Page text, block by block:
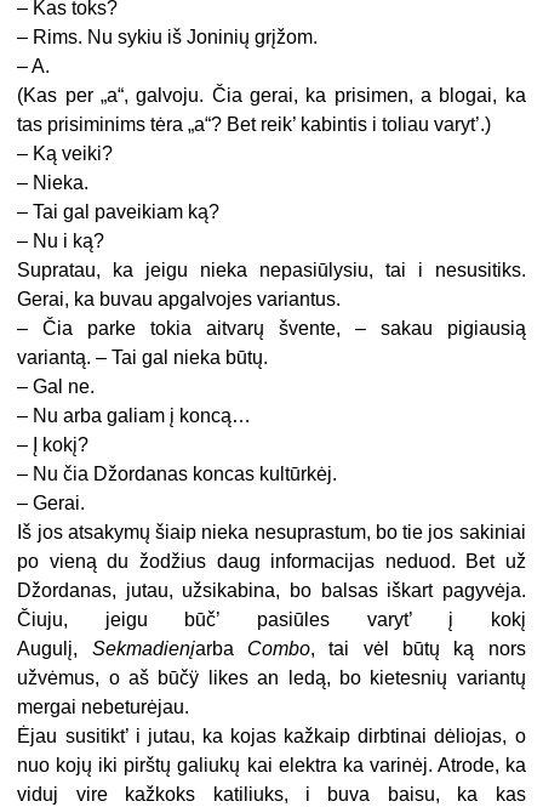
– Kas toks?
– Rims. Nu sykiu iš Joninių grįžom.
– A.
(Kas per „a“, galvoju. Čia gerai, ka prisimen, a blogai, ka
tas prisiminims tėra „a“? Bet reik’ kabintis i toliau varyt’.)
– Ką veiki?
– Nieka.
– Tai gal paveikiam ką?
– Nu i ką?
Supratau, ka jeigu nieka nepasiūlysiu, tai i nesusitiks.
Gerai, ka buvau apgalvojes variantus.
– Čia parke tokia aitvarų švente, – sakau pigiausią
variantą. – Tai gal nieka būtų.
– Gal ne.
– Nu arba galiam į koncą…
– Į kokį?
– Nu čia Džordanas koncas kultūrkėj.
– Gerai.
Iš jos atsakymų šiaip nieka nesuprastum, bo tie jos sakiniai
po vieną du žodžius daug informacijas neduod. Bet už
Džordanas, jutau, užsikabina, bo balsas iškart pagyvėja.
Čiuju, jeigu būč’ pasiūles varyt’ į kokį
Augulį, Sekmadienįarba Combo, tai vėl būtų ką nors
užvėmus, o aš būčÿ likes an ledą, bo kietesnių variantų
mergai nebeturėjau.
Ėjau susitikt’ i jutau, ka kojas kažkaip dirbtinai dėliojas, o
nuo kojų iki pirštų galiukų kai elektra ka varinėj. Atrode, ka
viduj vire kažkoks katiliuks, i buva baisu, ka kas